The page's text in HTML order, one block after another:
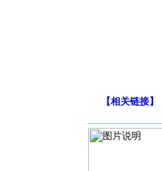
【相关链接】